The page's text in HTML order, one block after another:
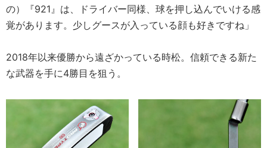
の）『921』は、ドライバー同様、球を押し込んでいける感
覚があります。少しグースが入っている顔も好きですね」
2018年以来優勝から遠ざかっている時松。信頼できる新た
な武器を手に4勝目を狙う。